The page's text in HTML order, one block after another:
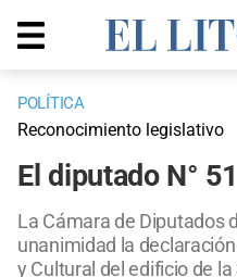
POLÍTICA
Reconocimiento legislativo
El diputado N° 51
La Cámara de Diputados
unanimidad la
y Cultural del edificio de